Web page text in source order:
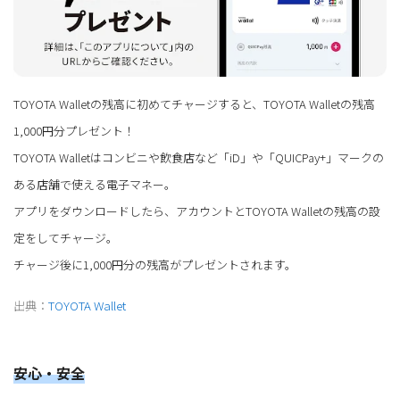
TOYOTA Walletの残高に初めてチャージすると、TOYOTA Walletの残高
1,000円分プレゼント！
TOYOTA Walletはコンビニや飲食店など「iD」や「QUICPay+」マークの
ある店舗で使える電子マネー。
アプリをダウンロードしたら、アカウントとTOYOTA Walletの残高の設
定をしてチャージ。
チャージ後に1,000円分の残高がプレゼントされます。
出典： TOYOTA Wallet
安心・安全